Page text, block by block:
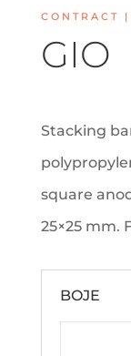
CONTRACT
GIO
Stacking
square
25×25 mm.
BOJE